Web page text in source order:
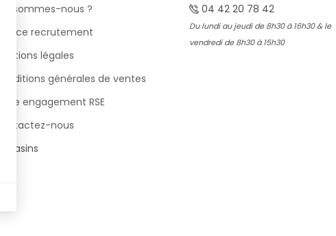
Qui sommes-nous ?
Espace recrutement
Mentions légales
Conditions générales de ventes
Notre engagement RSE
Contactez-nous
Magasins
04 42 20 78 42
Du lundi au jeudi de 8h30 à 16h30 & le
vendredi de 8h30 à 15h30